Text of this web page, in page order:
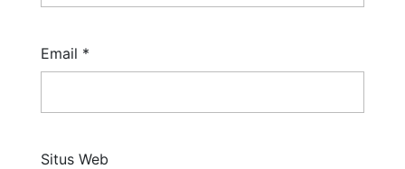
Email *
Situs Web